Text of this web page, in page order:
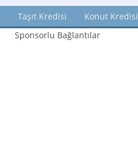
Taşıt Kredisi Konut Kredisi
Sponsorlu Bağlantılar